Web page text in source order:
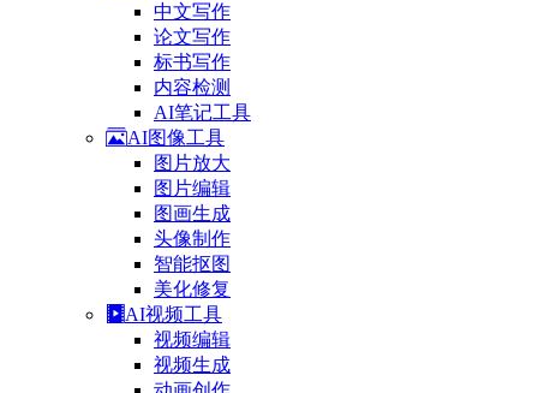
中文写作
论文写作
标书写作
内容检测
AI笔记工具
AI图像工具
图片放大
图片编辑
图画生成
头像制作
智能抠图
美化修复
AI视频工具
视频编辑
视频生成